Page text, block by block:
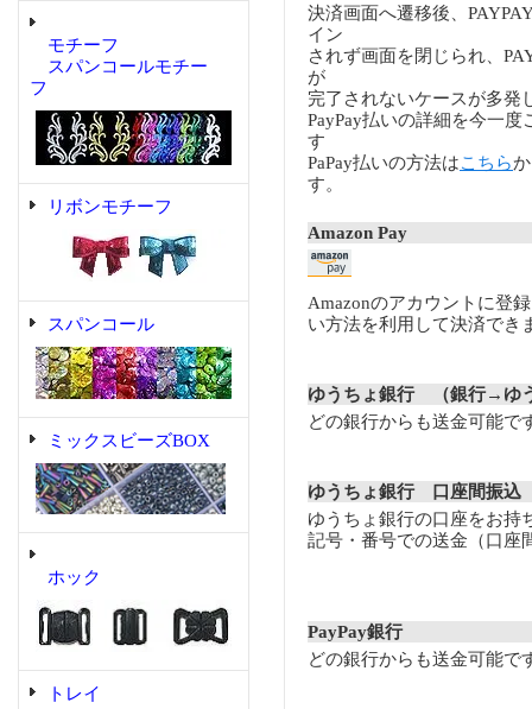
モチーフ
スパンコールモチー
フ
リボンモチーフ
スパンコール
ミックスビーズBOX
ホック
トレイ
決済画面へ遷移後、
イン
されず画面を閉じられ、
が
完了されないケースが多発
PayPay払いの詳細を今一度
す
PaPay払いの方法はこちら
す。
Amazon Pay
Amazonのアカウントに登
い方法を利用して決済でき
ゆうちょ銀行 （銀行→ゆ
どの銀行からも送金可能で
ゆうちょ銀行 口座間振込
ゆうちょ銀行の口座をお持
記号・番号での送金（口座
PayPay銀行
どの銀行からも送金可能で